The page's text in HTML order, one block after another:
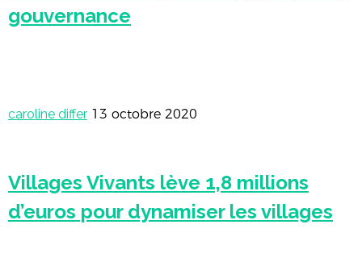
gouvernance
caroline differ 13 octobre 2020
Villages Vivants lève 1,8 millions
d’euros pour dynamiser les villages